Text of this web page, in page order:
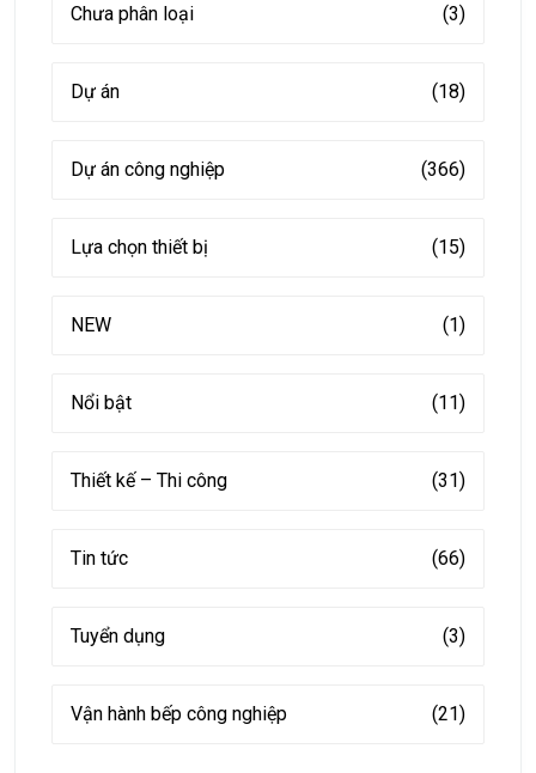
Chưa phân loại (3)
Dự án (18)
Dự án công nghiệp (366)
Lựa chọn thiết bị (15)
NEW (1)
Nổi bật (11)
Thiết kế – Thi công (31)
Tin tức (66)
Tuyển dụng (3)
Vận hành bếp công nghiệp (21)